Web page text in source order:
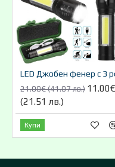
21.00€ (41.07 лв.)11.00€
(21.51 лв.)
Купи